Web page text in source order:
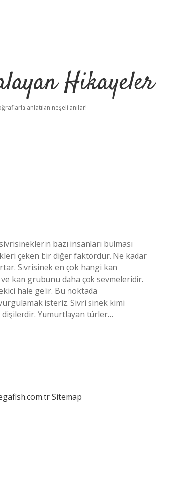
Hikayeler
anlatılan neşeli anılar!
bazı insanları bulması
çeken bir diğer faktördür. Ne kadar
Sivrisinek en çok hangi kan
kan grubunu daha çok sevmeleridir.
hale gelir. Bu noktada
isteriz. Sivri sinek kimi
dişilerdir. Yumurtlayan türler…
Sitemap